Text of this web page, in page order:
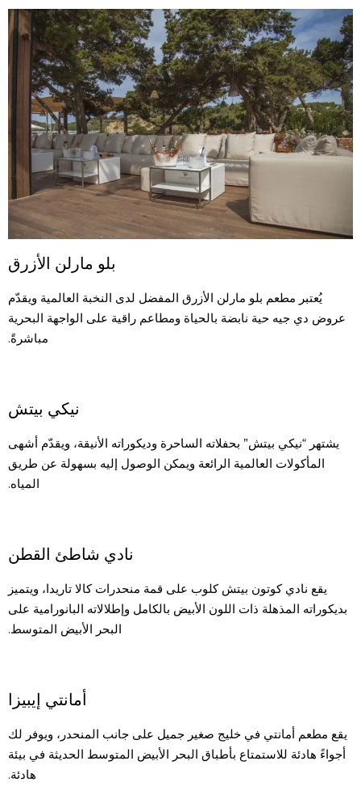
بلو مارلن الأزرق
يُعتبر مطعم بلو مارلن الأزرق المفضل لدى النخبة العالمية ويقدّم
عروض دي جيه حية نابضة بالحياة ومطاعم راقية على الواجهة البحرية
مباشرةً.
نيكي بيتش
يشتهر “نيكي بيتش” بحفلاته الساحرة وديكوراته الأنيقة، ويقدّم أشهى
المأكولات العالمية الرائعة ويمكن الوصول إليه بسهولة عن طريق
المياه.
نادي شاطئ القطن
يقع نادي كوتون بيتش كلوب على قمة منحدرات كالا تاريدا، ويتميز
بديكوراته المذهلة ذات اللون الأبيض بالكامل وإطلالاته البانورامية على
البحر الأبيض المتوسط.
أمانتي إيبيزا
يقع مطعم أمانتي في خليج صغير جميل على جانب المنحدر، ويوفر لك
أجواءً هادئة للاستمتاع بأطباق البحر الأبيض المتوسط الحديثة في بيئة
هادئة.